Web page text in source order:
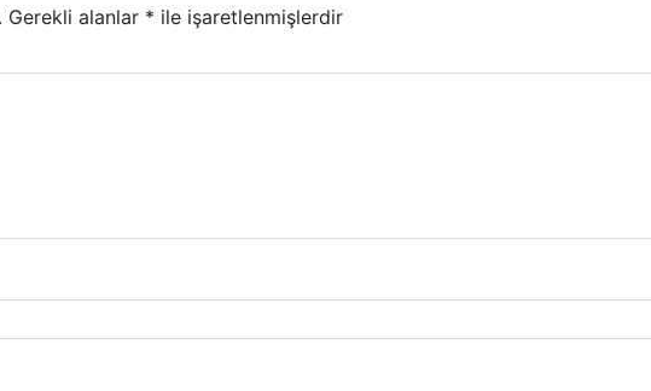
Gerekli alanlar * ile işaretlenmişlerdir